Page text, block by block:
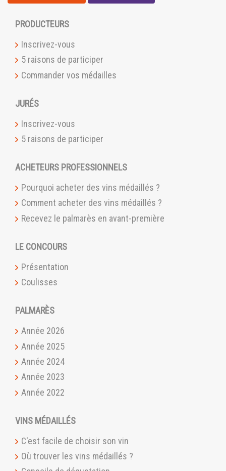
PRODUCTEURS
Inscrivez-vous
5 raisons de participer
Commander vos médailles
JURÉS
Inscrivez-vous
5 raisons de participer
ACHETEURS PROFESSIONNELS
Pourquoi acheter des vins médaillés ?
Comment acheter des vins médaillés ?
Recevez le palmarès en avant-première
LE CONCOURS
Présentation
Coulisses
PALMARÈS
Année 2026
Année 2025
Année 2024
Année 2023
Année 2022
VINS MÉDAILLÉS
C'est facile de choisir son vin
Où trouver les vins médaillés ?